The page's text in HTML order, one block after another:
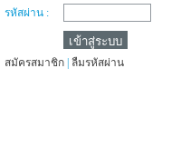
รหัสผ่าน :
สมัครสมาชิก ลืมรหัสผ่าน